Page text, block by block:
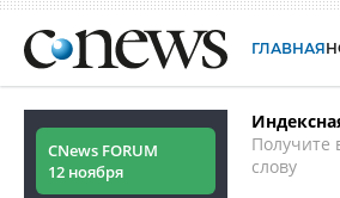
ГЛАВНАЯ
CNews FORUM
12 ноября
Получите
слову